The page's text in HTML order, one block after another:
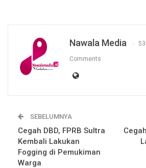
Nawala Media
Comments
SEBELUMNYA
Cegah DBD, FPRB Sultra
Kembali Lakukan
Fogging di Pemukiman
Warga